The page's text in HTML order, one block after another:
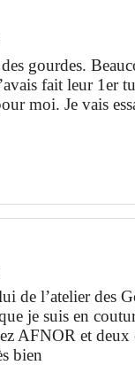
gourdes.
fait leur 1er
moi. Je vais
de l’atelier des
je suis en
AFNOR et deux
bien